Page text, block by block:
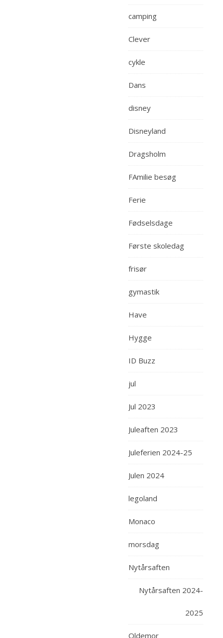
camping
Clever
cykle
Dans
disney
Disneyland
Dragsholm
FAmilie besøg
Ferie
Fødselsdage
Første skoledag
frisør
gymastik
Have
Hygge
ID Buzz
jul
Jul 2023
Juleaften 2023
Juleferien 2024-25
Julen 2024
legoland
Monaco
morsdag
Nytårsaften
Nytårsaften 2024-
2025
Oldemor